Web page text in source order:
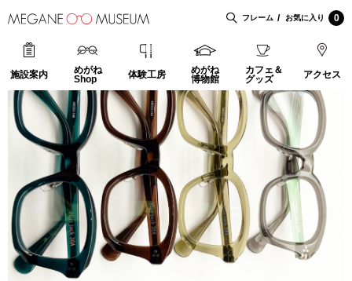
フレーム お気に入り 0
施設案内
めがね
Shop
体験工房
めがね
博物館
カフェ＆
グッズ
アクセス